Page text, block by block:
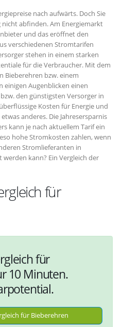
nach aufwärts. Doch Sie
abfinden. Am Energiemarkt
und das eröffnet den
verschiedenen Stromtarifen
stehen in einem starken
für die Verbraucher. Mit dem
Bieberehren bzw. einem
einigen Augenblicken einen
den günstigsten Versorger in
Kosten für Energie und
anderes. Die Jahresersparnis
kann je nach aktuellem Tarif ein
hohe Stromkosten zahlen, wenn
Stromlieferanten in
kann? Ein Vergleich der
für
für
10 Minuten.
für Bieberehren